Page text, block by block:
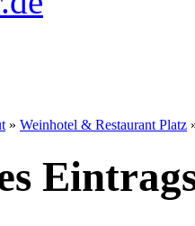
» Weinhotel & Restaurant Platz